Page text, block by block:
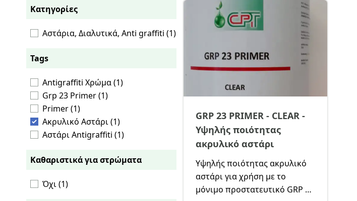
Κατηγορίες
Αστάρια, Διαλυτικά, Anti graffiti (1)
Tags
Antigraffiti Χρώμα (1)
Grp 23 Primer (1)
Primer (1)
Ακρυλικό Αστάρι (1)
Αστάρι Antigraffiti (1)
Καθαριστικά για στρώματα
Όχι (1)
GRP 23 PRIMER - CLEAR -
Υψηλής ποιότητας
ακρυλικό αστάρι
Υψηλής ποιότητας ακρυλικό
αστάρι για χρήση με το
μόνιμο προστατευτικό GRP 21